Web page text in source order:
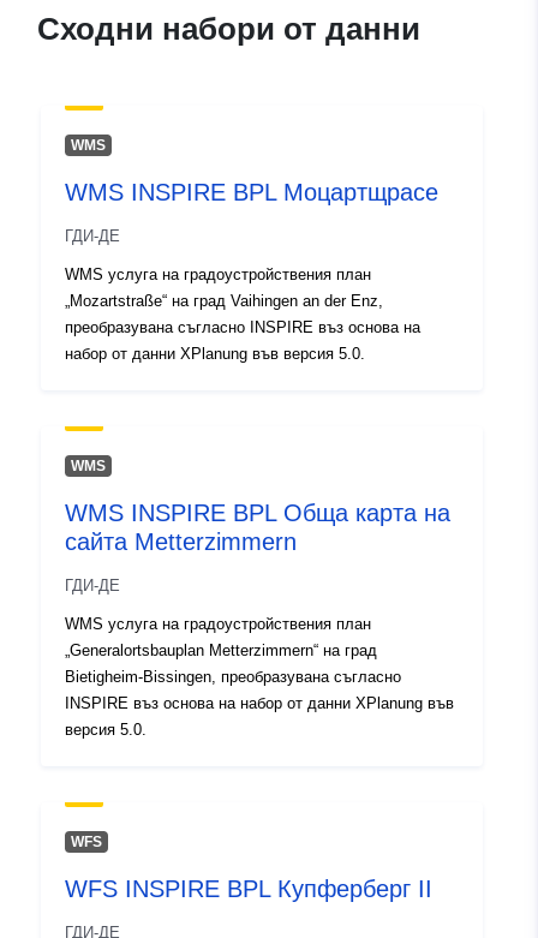
Каталожен
запис:
January 2026
48.9524113 ], [ 8.9757031,
48.9504907 ], [ 8.9733638,
48.9524113 ] ]
Тип: Polygon
uriRef:
http://data.europa.eu/88u/dataset/
e873-4dd0-9143-5b732cb67ab0
Сходни набори от данни
WMS
WMS INSPIRE BPL Моцартщрасе
ГДИ-ДЕ
WMS услуга на градоустройствения план
„Mozartstraße“ на град Vaihingen an der Enz,
преобразувана съгласно INSPIRE въз основа на
набор от данни XPlanung във версия 5.0.
WMS
WMS INSPIRE BPL Обща карта на
сайта Metterzimmern
ГДИ-ДЕ
WMS услуга на градоустройствения план
„Generalortsbauplan Metterzimmern“ на град
Bietigheim-Bissingen, преобразувана съгласно
INSPIRE въз основа на набор от данни XPlanung във
версия 5.0.
WFS
WFS INSPIRE BPL Купферберг II
ГДИ-ДЕ